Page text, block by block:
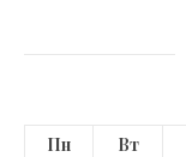
Пн Вт